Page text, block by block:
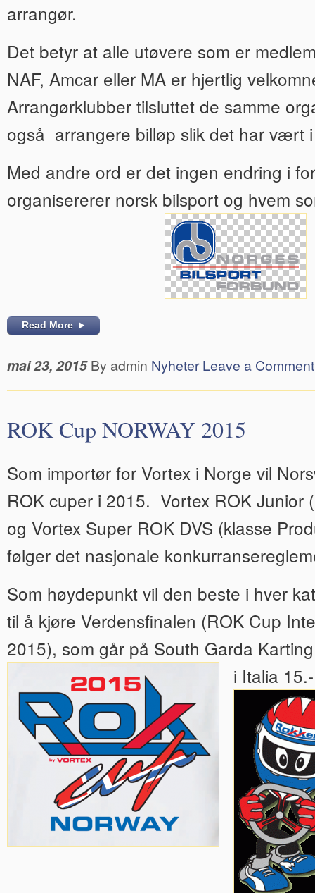
arrangør.
Det betyr at alle utøvere som er
NAF, Amcar eller MA er hjertlig
Arrangørklubber tilsluttet de samme
også arrangere billøp slik det har vært
Med andre ord er det ingen endring i
organisererer norsk bilsport og hvem
Read More
mai 23, 2015 By admin Nyheter Leave a Comment
ROK Cup NORWAY 2015
Som importør for Vortex i Norge vil
ROK cuper i 2015. Vortex ROK Junior
og Vortex Super ROK DVS (klasse
følger det nasjonale
Som høydepunkt vil den beste i hver
til å kjøre Verdensfinalen (ROK Cup
2015), som går på South Garda
i Italia